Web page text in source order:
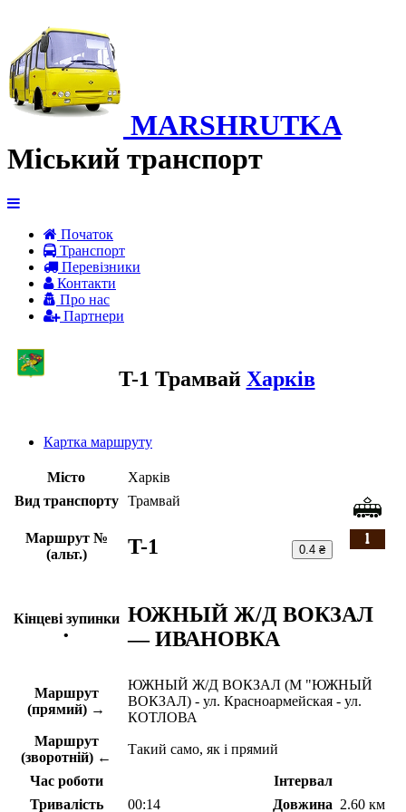
MARSHRUTKA
Міський транспорт
Початок
Транспорт
Перевiзники
Контакти
Про нас
Партнери
T-1 Трамвай Харків
Картка маршруту
Місто
Харків
Вид транспорту
Трамвай
Маршрут №
(альт.)
T-1 0.4 ₴
Кінцеві зупинки
•
ЮЖНЫЙ Ж/Д ВОКЗАЛ
— ИВАНОВКА
Маршрут
(прямий) →
ЮЖНЫЙ Ж/Д ВОКЗАЛ (М "ЮЖНЫЙ
ВОКЗАЛ) - ул. Красноармейская - ул.
КОТЛОВА
Маршрут
(зворотній) ←
Такий само, як і прямий
Час роботи
Інтервал
Тривалість
00:14 Довжина 2.60 км